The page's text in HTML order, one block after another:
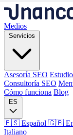
Medios
Servicios
Asesoría SEO
Consultoría SEO
Cómo funciona Blog
ES
🇪🇸 Español 🇬🇧
Italiano